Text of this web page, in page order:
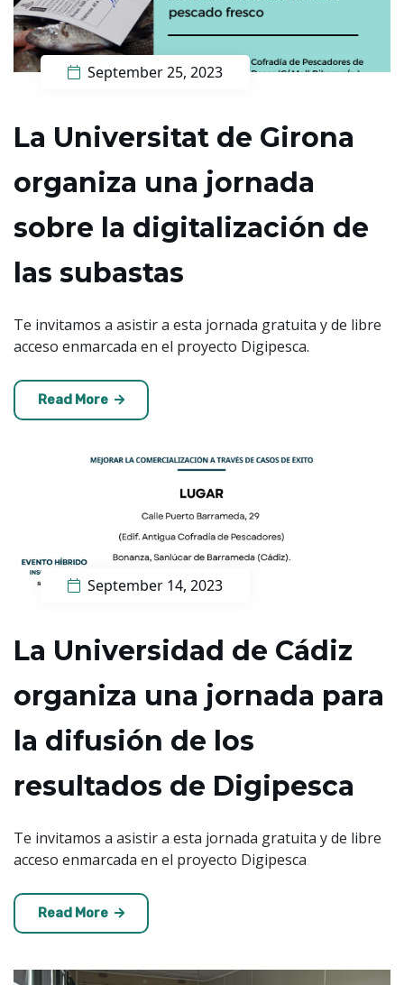
September 25, 2023
La Universitat de Girona
organiza una jornada
sobre la digitalización de
las subastas
Te invitamos a asistir a esta jornada gratuita y de libre
acceso enmarcada en el proyecto Digipesca.
Read More
September 14, 2023
La Universidad de Cádiz
organiza una jornada para
la difusión de los
resultados de Digipesca
Te invitamos a asistir a esta jornada gratuita y de libre
acceso enmarcada en el proyecto Digipesca
Read More